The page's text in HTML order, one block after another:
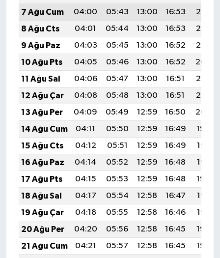
7 Ağu Cum
04:00 05:43 13:00 16:53
20:08
8 Ağu Cts
04:01 05:44 13:00 16:53
20:07
9 Ağu Paz
04:03 05:45 13:00 16:52
20:05
10 Ağu Pts
04:05 05:46 13:00 16:52
20:04
11 Ağu Sal
04:06 05:47 13:00 16:51
20:03
12 Ağu Çar
04:08 05:48 13:00 16:51
20:02
13 Ağu Per
04:09 05:49 12:59 16:50
20:00
14 Ağu Cum
04:11 05:50 12:59 16:49
19:59
15 Ağu Cts
04:12 05:51 12:59 16:49
19:57
16 Ağu Paz
04:14 05:52 12:59 16:48
19:56
17 Ağu Pts
04:15 05:53 12:59 16:48
19:54
18 Ağu Sal
04:17 05:54 12:58 16:47
19:53
19 Ağu Çar
04:18 05:55 12:58 16:46
19:52
20 Ağu Per
04:20 05:56 12:58 16:45
19:50
21 Ağu Cum
04:21 05:57 12:58 16:45
19:49